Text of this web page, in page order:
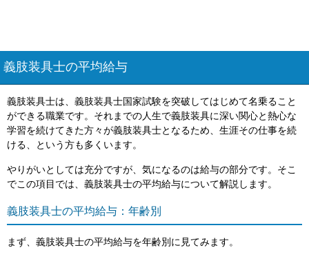
義肢装具士の平均給与
義肢装具士は、義肢装具士国家試験を突破してはじめて名乗ること
ができる職業です。それまでの人生で義肢装具に深い関心と熱心な
学習を続けてきた方々が義肢装具士となるため、生涯その仕事を続
ける、という方も多くいます。
やりがいとしては充分ですが、気になるのは給与の部分です。そこ
でこの項目では、義肢装具士の平均給与について解説します。
義肢装具士の平均給与：年齢別
まず、義肢装具士の平均給与を年齢別に見てみます。